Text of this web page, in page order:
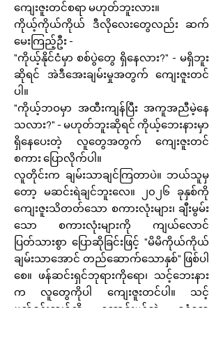
ကျေးဇူးတင်စရာ မဟုတ်ဘူးလား။
ကိုယ့်ကိုယ်ကိုယ် ဒီလိုလေးတွေလည်း ဆက်
မေးကြည့်ဦး -
"ကိုယ့်နိုင်ငံမှာ စစ်ပွဲတွေ ရှိနေလား?" - မရှိဘူး
ဆိုရင် အဲဒီအေးချမ်းမှုအတွက် ကျေးဇူးတင်
ပါ။
"ကိုယ့်ဘဝမှာ အထီးကျန်ပြီး အကူအညီမဲ့နေ
သလား?" - မဟုတ်ဘူးဆိုရင် ကိုယ့်ဘေးနားမှာ
ရှိနေပေးတဲ့ လူတွေအတွက် ကျေးဇူးတင်
စကား ပြောလိုက်ပါ။
လူတိုင်းက ချမ်းသာချင်ကြတာပဲ။ ဘယ်သူမှ
တော့ မဆင်းရဲချင်ဘူးလေ။ ၂၀၂၆ ခုနှစ်ကို
ကျေးဇူးသိတတ်သော စကားလုံးများ၊ ချီးမွမ်း
သော စကားလုံးများကို ကျယ်လောင်
ပြတ်သားစွာ ပြောဆိုခြင်းဖြင့် "မိမိကိုယ်ကိုယ်
ချမ်းသာအောင် တည်ဆောက်သောနှစ်" ဖြစ်ပါ
စေ။ ဖန်ဆင်းရှင်ဘုရားကိုရော၊ သင့်ဘေးနား
က လူတွေကိုပါ ကျေးဇူးတင်ပါ။ သင့်
ပတ်ဝန်းကျင်ကို ကောင်းမွန်တဲ့ ရနံ့တွေ